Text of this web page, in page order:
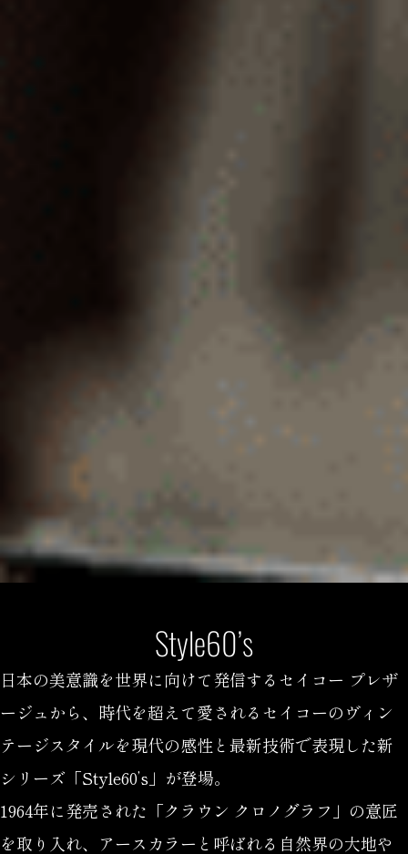
Style60’s
日本の美意識を世界に向けて発信するセイコー プレザ
ージュから、時代を超えて愛されるセイコーのヴィン
テージスタイルを現代の感性と最新技術で表現した新
シリーズ「Style60’s」が登場。
1964年に発売された「クラウン クロノグラフ」の意匠
を取り入れ、アースカラーと呼ばれる自然界の大地や